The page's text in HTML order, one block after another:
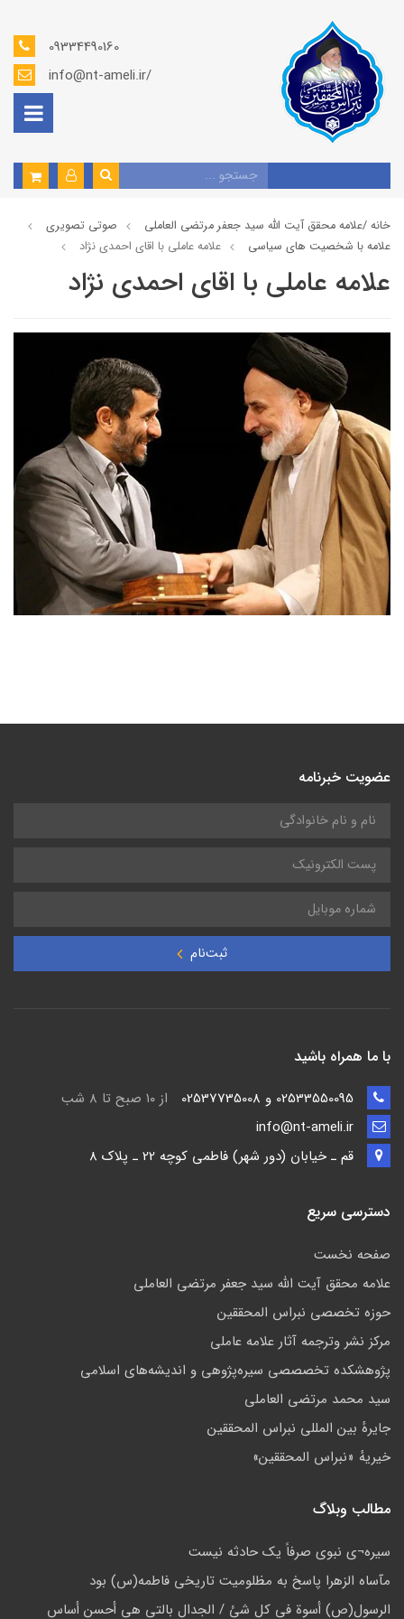
09334490160
info@nt-ameli.ir/
خانه /علامه محقق آیت الله سید جعفر مرتضی العاملی
صوتي تصويري
علامه با شخصیت های سیاسی
علامه عاملي با اقای احمدی نژاد
علامه عاملي با اقای احمدی نژاد
عضویت خبرنامه
ثبت‌نام
با ما همراه باشید
از ۱۰ صبح تا ۸ شب
قم ـ خيابان (دور شهر) فاطمي كوچه 22 ـ پلاک 8
دسترسی سریع
صفحه نخست
علامه محقق آیت الله سید جعفر مرتضی العاملی
حوزه تخصصی نبراس المحققین
مركز نشر وترجمه آثار علامه عاملی
پژوهشكده تخصصصى سیره‌پژوهی و اندیشه‌های اسلامی
سید محمد مرتضی العاملی
جايرهٔ بین المللی نبراس المحققین
خيريهٔ «نبراس المحققين»
مطالب وبلاگ
سيره¬ى نبوى صرفاً يک حادثه نيست
مآساه الزهرا پاسخ به مظلومیت تاریخی فاطمه(س) بود
الرسول(ص) أسوة في کل شئ / الجدال بالتي هي أحسن أساس